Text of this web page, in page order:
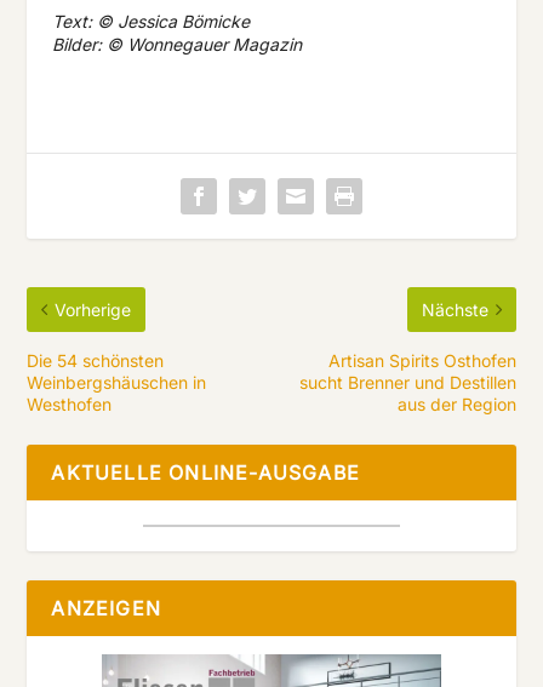
Text: © Jessica Bömicke
Bilder: © Wonnegauer Magazin
Vorherige
Die 54 schönsten
Weinbergshäuschen in
Westhofen
Nächste
Artisan Spirits Osthofen
sucht Brenner und Destillen
aus der Region
AKTUELLE ONLINE-AUSGABE
ANZEIGEN